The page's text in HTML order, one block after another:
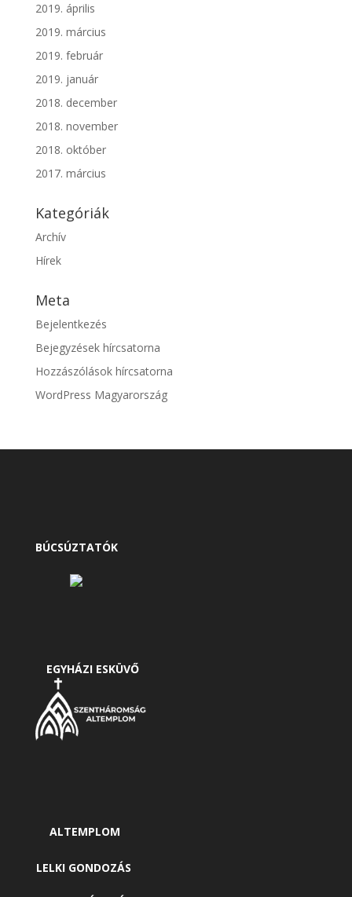
2019. április
2019. március
2019. február
2019. január
2018. december
2018. november
2018. október
2017. március
Kategóriák
Archív
Hírek
Meta
Bejelentkezés
Bejegyzések hírcsatorna
Hozzászólások hírcsatorna
WordPress Magyarország
BÚCSÚZTATÓK
EGYHÁZI ESKÜVŐ
ALTEMPLOM
LELKI GONDOZÁS